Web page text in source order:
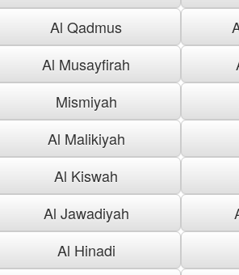
Al Qadmus
Al Musayfirah
Mismiyah
Al Malikiyah
Al Kiswah
Al Jawadiyah
Al Hinadi